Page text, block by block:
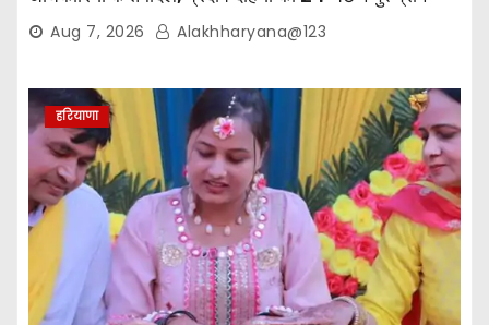
वापसीAug 7, 2026 Alakhharyana@123
हरियाणा